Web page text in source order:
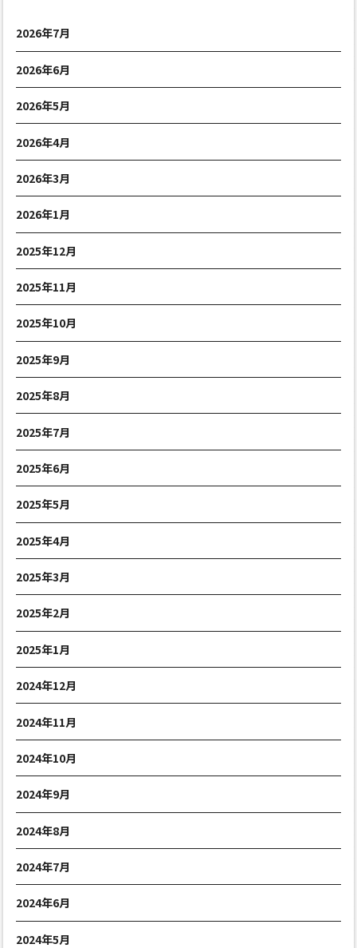
2026年7月
2026年6月
2026年5月
2026年4月
2026年3月
2026年1月
2025年12月
2025年11月
2025年10月
2025年9月
2025年8月
2025年7月
2025年6月
2025年5月
2025年4月
2025年3月
2025年2月
2025年1月
2024年12月
2024年11月
2024年10月
2024年9月
2024年8月
2024年7月
2024年6月
2024年5月